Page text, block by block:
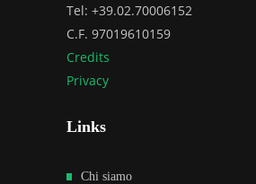
Tel: +39.02.70006152
C.F. 97019610159
Credits
Privacy
Links
Chi siamo